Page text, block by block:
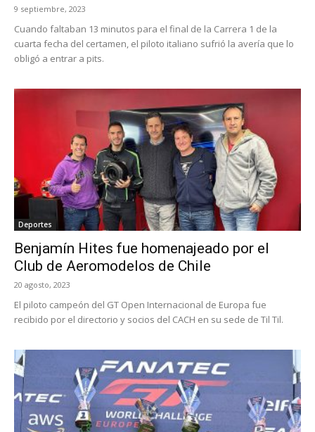
9 septiembre, 2023
Cuando faltaban 13 minutos para el final de la Carrera 1 de la
cuarta fecha del certamen, el piloto italiano sufrió la avería que lo
obligó a entrar a pits.
Deportes
Benjamín Hites fue homenajeado por el
Club de Aeromodelos de Chile
20 agosto, 2023
El piloto campeón del GT Open Internacional de Europa fue
recibido por el directorio y socios del CACH en su sede de Til Til.